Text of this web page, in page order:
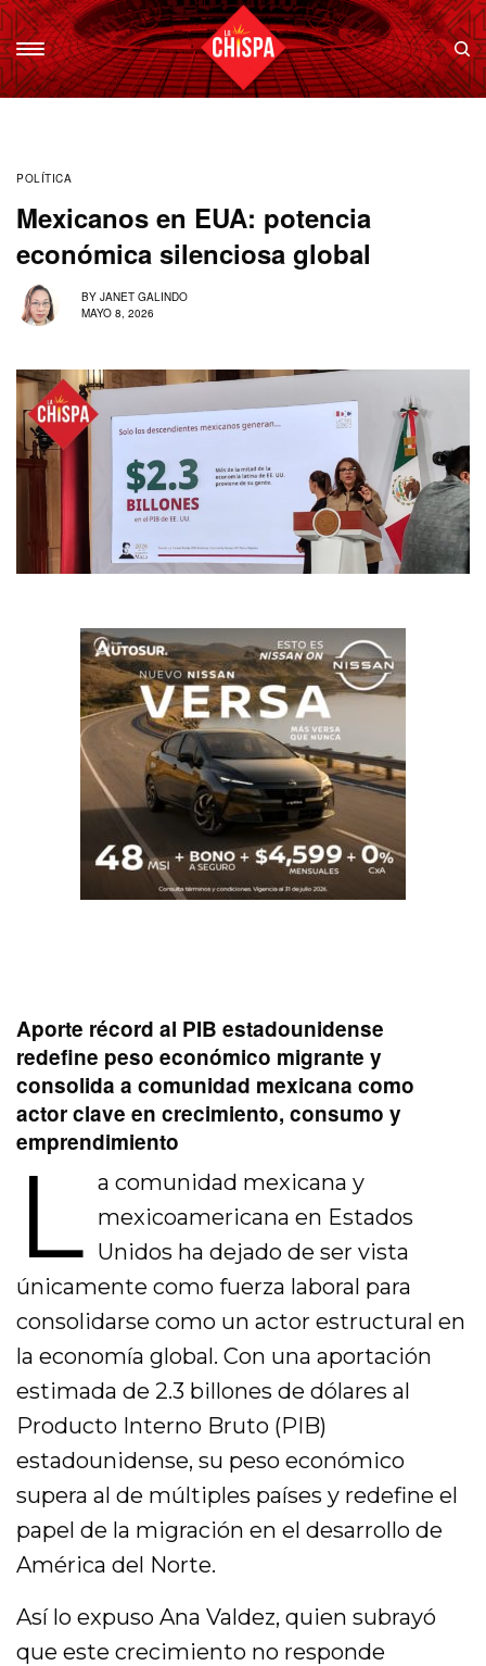
POLÍTICA
Mexicanos en EUA: potencia
económica silenciosa global
BY JANET GALINDO
MAYO 8, 2026
Aporte récord al PIB estadounidense
redefine peso económico migrante y
consolida a comunidad mexicana como
actor clave en crecimiento, consumo y
emprendimiento
L a comunidad mexicana y
mexicoamericana en Estados
Unidos ha dejado de ser vista
únicamente como fuerza laboral para
consolidarse como un actor estructural en
la economía global. Con una aportación
estimada de 2.3 billones de dólares al
Producto Interno Bruto (PIB)
estadounidense, su peso económico
supera al de múltiples países y redefine el
papel de la migración en el desarrollo de
América del Norte.
Así lo expuso Ana Valdez, quien subrayó
que este crecimiento no responde